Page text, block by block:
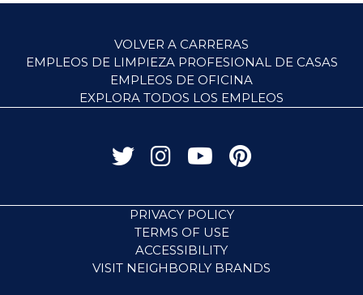
VOLVER A CARRERAS
EMPLEOS DE LIMPIEZA PROFESIONAL DE CASAS
EMPLEOS DE OFICINA
EXPLORA TODOS LOS EMPLEOS
PRIVACY POLICY
TERMS OF USE
ACCESSIBILITY
VISIT NEIGHBORLY BRANDS